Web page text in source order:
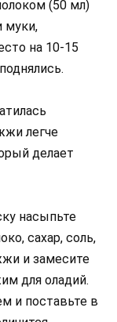
(50 мл)
муки,
на 10-15
легче
делает
насыпьте
сахар, соль,
и замесите
для оладий.
и поставьте в